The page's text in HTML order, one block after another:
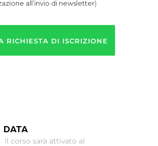
all’invio di newsletter)
DATA
Il corso sarà attivato al